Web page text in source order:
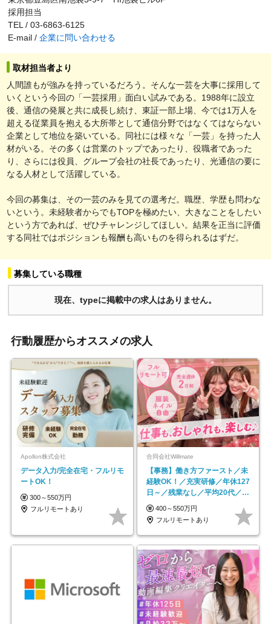
採用担当
TEL / 03-6863-6125
E-mail / 企業に問い合わせる
取材担当者より
人間誰もが強みを持っているだろう。そんな一芸を大事に採用して
いくという今回の「一芸採用」面白い試みである。1988年に設立
後、通信の発展と共に成長し続け、東証一部上場、今では1万人を
超える従業員を抱える大所帯として通信分野ではなくてはならない
企業として地位を築いている。同社には様々な「一芸」を持った人
材がいる。その多くは営業のトップであったり、役職者であった
り、さらには役員、グループ会社の社長であったり、光通信の要に
なる人材として活躍している。
今回の募集は、その一芸のみを見ての選考だ。職歴、学歴も問わな
いという。未経験者からでもTOPを極めたい、大きなことをしたい
という方であれば、ぜひチャレンジしてほしい。結果を正当に評価
する同社ではポジションも報酬も高いものを得られるはずだ。
募集している職種
現在、typeに掲載中の求人はありません。
行動履歴からオススメの求人
Apollon株式会社
データ入力/完全在宅・フルリモ
ートOK！
300～550万円
フルリモートあり
合同会社Willmate
【事務】働き方ファースト／未
経験OK！／充実研修／年休127
日～／残業なし／平均20代／リ
モートOK
400～550万円
フルリモートあり